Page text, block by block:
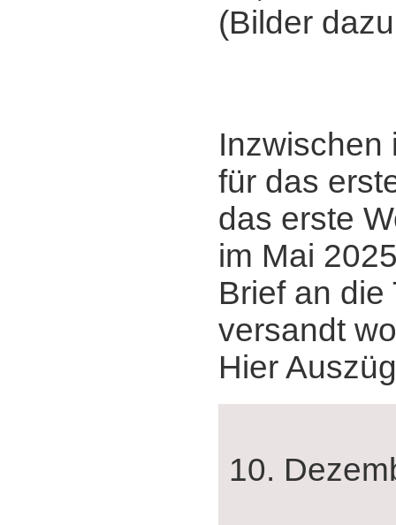
(Bilder
Inzwischen
für das
das erste
im Mai
Brief an die
versandt
Hier
10.